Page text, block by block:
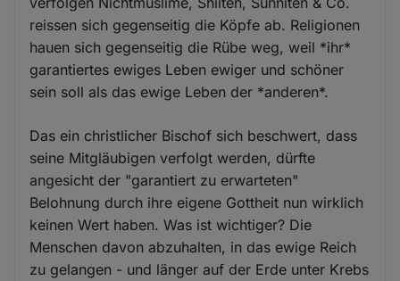
reissen sich gegenseitig die Köpfe ab. Religionen
hauen sich gegenseitig die Rübe weg, weil *ihr*
garantiertes ewiges Leben ewiger und schöner
sein soll als das ewige Leben der *anderen*.
Das ein christlicher Bischof sich beschwert, dass
seine Mitgläubigen verfolgt werden, dürfte
angesicht der "garantiert zu erwarteten"
Belohnung durch ihre eigene Gottheit nun wirklich
keinen Wert haben. Was ist wichtiger? Die
Menschen davon abzuhalten, in das ewige Reich
zu gelangen - und länger auf der Erde unter Krebs